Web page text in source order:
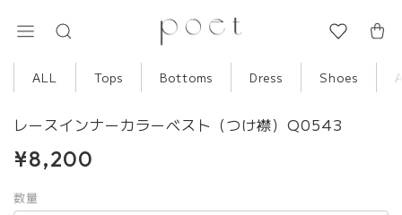
ALL Tops Bottoms Dress Shoes
レースインナーカラーベスト（つけ襟）Q0543
¥8,200
数量